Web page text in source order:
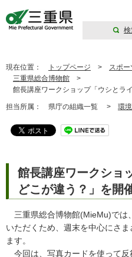
現在位置： トップページ > スポ
三重県総合博物館 >
館長講座ワークショップ「ウシとラ
担当所属： 県庁の組織一覧 > 環
館長講座ワークショ
どこが違う？」を開
三重県総合博物館(MieMu)では
いただくため、週末を中心にさ
ます。
今回は、写真カードを使って